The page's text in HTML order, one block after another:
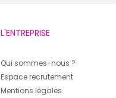
L'ENTREPRISE
Qui sommes-nous ?
Espace recrutement
Mentions légales